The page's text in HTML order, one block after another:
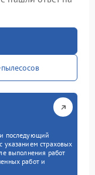
и последующий
указанием страховых
выполнения работ
работ и